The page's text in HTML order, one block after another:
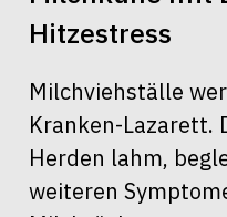
Hitzestress
Milchviehställe
Kranken-Lazarett.
Herden lahm,
weiteren